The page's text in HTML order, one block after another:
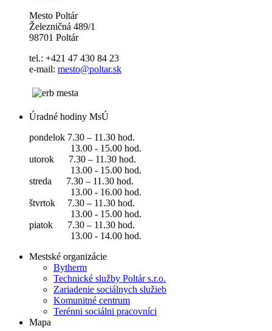
Mesto Poltár
Železničná 489/1
98701 Poltár
tel.: +421 47 430 84 23
e-mail: mesto@poltar.sk
Úradné hodiny MsÚ
pondelok 7.30 – 11.30 hod.
13.00 - 15.00 hod.
utorok 7.30 – 11.30 hod.
13.00 - 15.00 hod.
streda 7.30 – 11.30 hod.
13.00 - 16.00 hod.
štvrtok 7.30 – 11.30 hod.
13.00 - 15.00 hod.
piatok 7.30 – 11.30 hod.
13.00 - 14.00 hod.
Mestské organizácie
Bytherm
Technické služby Poltár s.r.o.
Zariadenie sociálnych služieb
Komunitné centrum
Terénni sociálni pracovníci
Mapa